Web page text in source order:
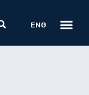
Search
ENG